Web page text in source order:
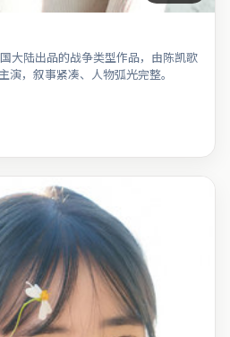
大陆出品的战争类型作品，由陈凯歌
，叙事紧凑、人物弧光完整。